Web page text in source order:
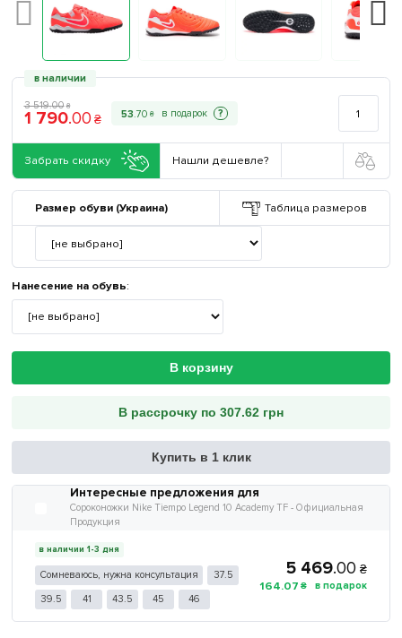
в наличии
3 519.00 ₴
1 790.00 ₴ 53.70 ₴ ?
Забрать скидку Нашли дешевле?
Размер обуви (Украина) Таблица размеров
Нанесение на обувь:
В корзину
В рассрочку по 307.62 грн
Купить в 1 клик
Интересные предложения для
Сороконожки Nike Tiempo Legend 10 Academy TF - Официальная
Продукция
в наличии 1-3 дня
Сомневаюсь, нужна консультация 37.5
39.5 41 43.5 45 46
5 469.00 ₴
164.07 ₴